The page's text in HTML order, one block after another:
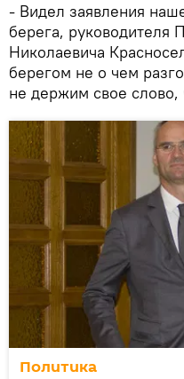
- Видел заявления
берега, руководителя
Николаевича
берегом не о чем
не держим свое
Политика